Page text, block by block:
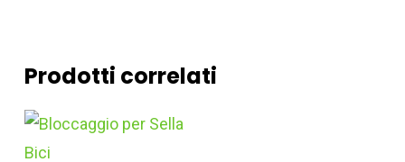
Prodotti correlati